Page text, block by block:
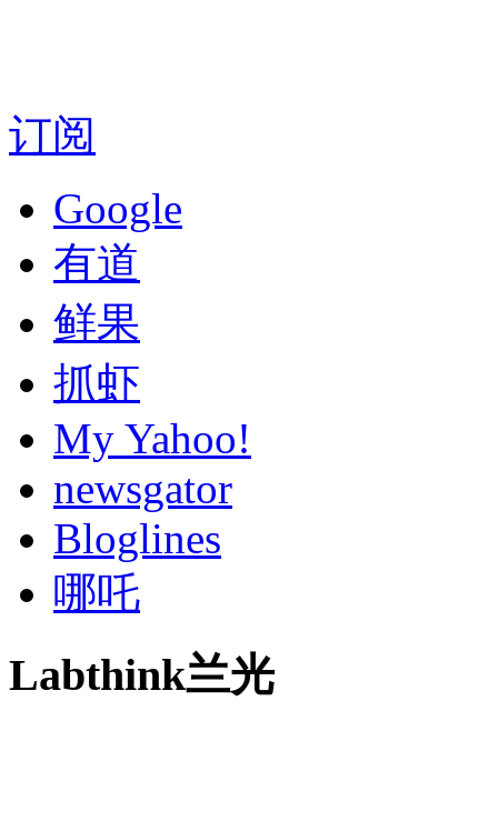
订阅
Google
有道
鲜果
抓虾
My Yahoo!
newsgator
Bloglines
哪吒
Labthink兰光